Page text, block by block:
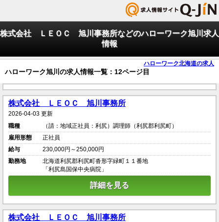
株式会社 ＬＥＯＣ 旭川事務所などのハローワーク旭川求人
情報
ハローワーク北海道の求人
ハローワーク旭川の求人情報一覧：12ページ目
株式会社 ＬＥＯＣ 旭川事務所
2026-04-03 更新
職種
（請：地域正社員：利尻）調理師（利尻郡利尻町）
雇用形態
正社員
給与
230,000円～250,000円
勤務地
北海道利尻郡利尻町沓形字緑町１１番地
「利尻島国保中央病院」
詳細を見る
株式会社 ＬＥＯＣ 旭川事務所